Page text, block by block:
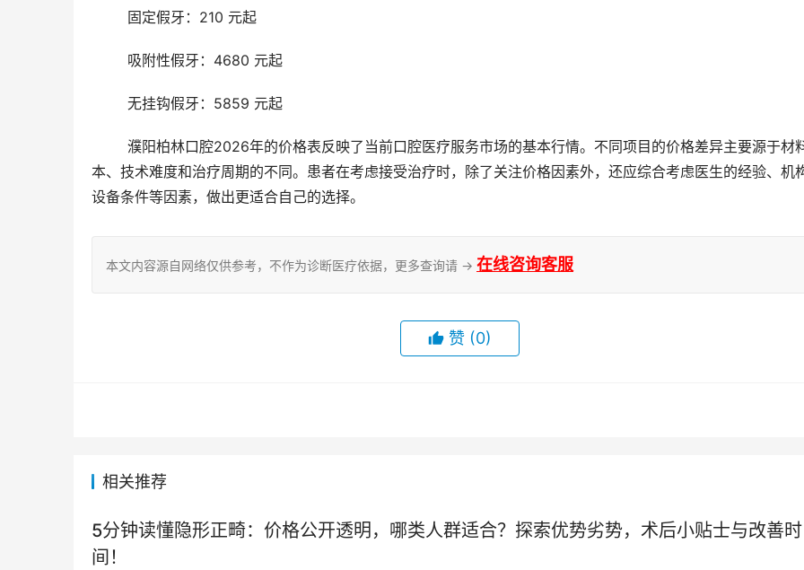
	固定假牙：210 元起
	吸附性假牙：4680 元起
	无挂钩假牙：5859 元起
本、技术难度和治疗周期的不同。患者在考虑接受治疗时，除了关注价格因素外，还应综合考虑医生的经验、机
设备条件等因素，做出更适合自己的选择。
本文内容源自网络仅供参考，不作为诊断医疗依据，更多查询请 → 在线咨询客服
赞 (0)
相关推荐
5分钟读懂隐形正畸：价格公开透明，哪类人群适合？探索优势劣势，术后小贴士与改善时
间！